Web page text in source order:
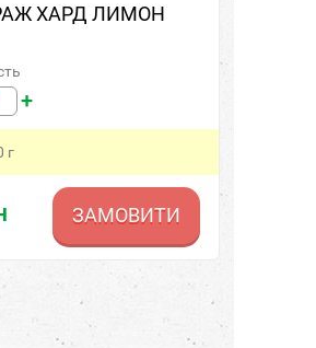
ХАРД ЛИМОН
+
г
ЗАМОВИТИ